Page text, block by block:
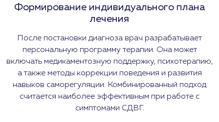
Формирование индивидуального плана
лечения
После постановки диагноза врач разрабатывает
персональную программу терапии. Она может
включать медикаментозную поддержку, психотерапию,
а также методы коррекции поведения и развития
навыков саморегуляции. Комбинированный подход
считается наиболее эффективным при работе с
симптомами СДВГ.